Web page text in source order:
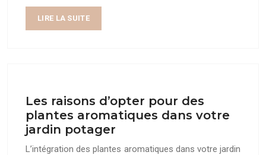
LIRE LA SUITE
Les raisons d’opter pour des
plantes aromatiques dans votre
jardin potager
L’intégration des plantes aromatiques dans votre jardin